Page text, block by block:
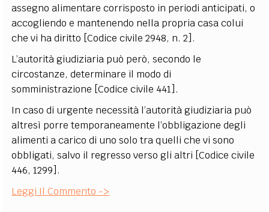
assegno alimentare corrisposto in periodi anticipati, o
accogliendo e mantenendo nella propria casa colui
che vi ha diritto [Codice civile 2948, n. 2].
L’autorità giudiziaria può però, secondo le
circostanze, determinare il modo di
somministrazione [Codice civile 441].
In caso di urgente necessità l’autorità giudiziaria può
altresì porre temporaneamente l’obbligazione degli
alimenti a carico di uno solo tra quelli che vi sono
obbligati, salvo il regresso verso gli altri [Codice civile
446, 1299].
Leggi Il Commento ->